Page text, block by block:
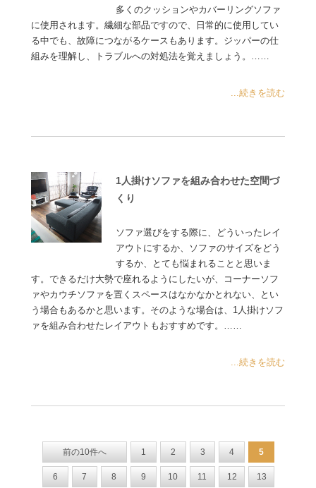
多くのクッションやカバーリングソファ
に使用されます。繊細な部品ですので、日常的に使用してい
る中でも、故障につながるケースもあります。ジッパーの仕
組みを理解し、トラブルへの対処法を覚えましょう。……
...続きを読む
1人掛けソファを組み合わせた空間づ
くり
ソファ選びをする際に、どういったレイ
アウトにするか、ソファのサイズをどう
するか、とても悩まれることと思いま
す。できるだけ大勢で座れるようにしたいが、コーナーソフ
ァやカウチソファを置くスペースはなかなかとれない、とい
う場合もあるかと思います。そのような場合は、1人掛けソフ
ァを組み合わせたレイアウトもおすすめです。……
...続きを読む
前の10件へ 1 2 3 4 5
6 7 8 9 10 11 12 13